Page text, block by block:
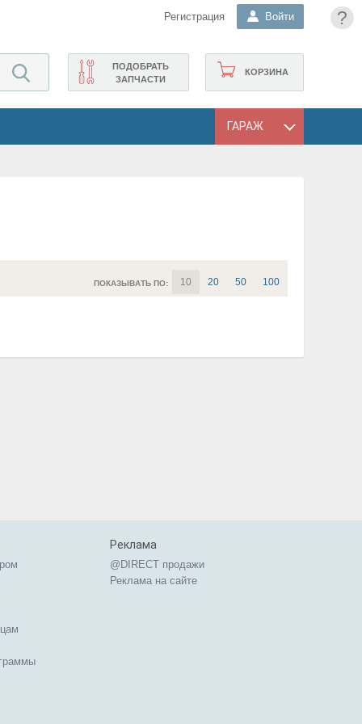
?
Регистрация Войти
КОРЗИНА
ПОДОБРАТЬ
ЗАПЧАСТИ
ГАРАЖ
ПОКАЗЫВАТЬ ПО: 10 20 50 100
Реклама
@DIRECT продажи
Реклама на сайте